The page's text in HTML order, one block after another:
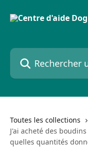
Rechercher un
Toutes les collections
J'ai acheté des
quelles quantités